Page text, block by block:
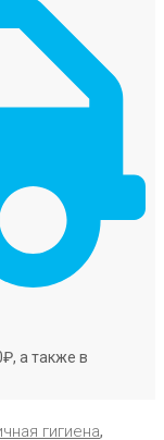
а также в
гигиена,